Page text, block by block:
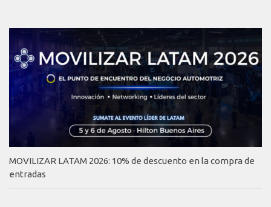
MOVILIZAR LATAM 2026: 10% de descuento en la compra de
entradas